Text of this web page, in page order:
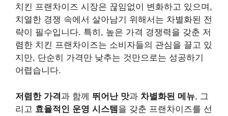
치킨 프랜차이즈 시장은 끊임없이 변화하고 있으며,
치열한 경쟁 속에서 살아남기 위해서는 차별화된 전
략이 필수입니다. 특히, 높은 가격 경쟁력을 갖춘 저
렴한 치킨 프랜차이즈는 소비자들의 관심을 끌고 있
지만, 단순히 가격만 낮추는 것만으로는 성공하기
어렵습니다.
저렴한 가격과 함께 뛰어난 맛과 차별화된 메뉴, 그
리고 효율적인 운영 시스템 을 갖춘 프랜차이즈를 선